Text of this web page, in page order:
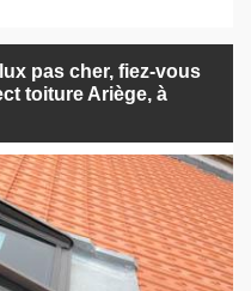
pas cher, fiez-vous
toiture Ariège, à